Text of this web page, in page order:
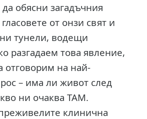
обясни загадъчния
от онзи свят и
тунели, водещи
разгадаем това явление,
на най-
– има ли живот след
ни очаква ТАМ.
клинична